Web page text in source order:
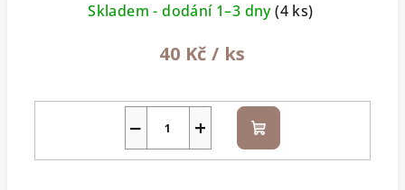
Skladem - dodání 1–3 dny(4 ks)
40 Kč / ks
+
− Do
košíku